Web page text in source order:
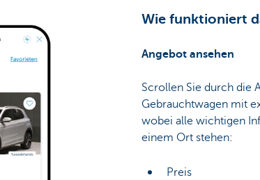
Wie funktioniert
Angebot ansehen
Scrollen Sie durch die
Gebrauchtwagen mit
wobei alle wichtigen
einem Ort stehen:
Preis